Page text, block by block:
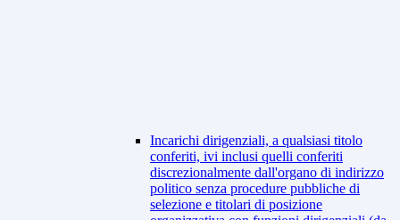
Incarichi dirigenziali, a qualsiasi titolo
conferiti, ivi inclusi quelli conferiti
discrezionalmente dall'organo di indirizzo
politico senza procedure pubbliche di
selezione e titolari di posizione